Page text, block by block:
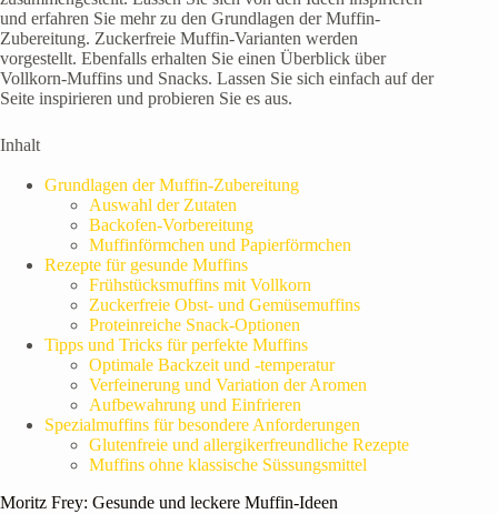
und erfahren Sie mehr zu den Grundlagen der Muffin-
Zubereitung. Zuckerfreie Muffin-Varianten werden
vorgestellt. Ebenfalls erhalten Sie einen Überblick über
Vollkorn-Muffins und Snacks. Lassen Sie sich einfach auf der
Seite inspirieren und probieren Sie es aus.
Inhalt
Grundlagen der Muffin-Zubereitung
Auswahl der Zutaten
Backofen-Vorbereitung
Muffinförmchen und Papierförmchen
Rezepte für gesunde Muffins
Frühstücksmuffins mit Vollkorn
Zuckerfreie Obst- und Gemüsemuffins
Proteinreiche Snack-Optionen
Tipps und Tricks für perfekte Muffins
Optimale Backzeit und -temperatur
Verfeinerung und Variation der Aromen
Aufbewahrung und Einfrieren
Spezialmuffins für besondere Anforderungen
Glutenfreie und allergikerfreundliche Rezepte
Muffins ohne klassische Süssungsmittel
Moritz Frey: Gesunde und leckere Muffin-Ideen